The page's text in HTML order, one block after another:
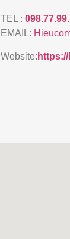
TEL :
EMAIL:
Website: